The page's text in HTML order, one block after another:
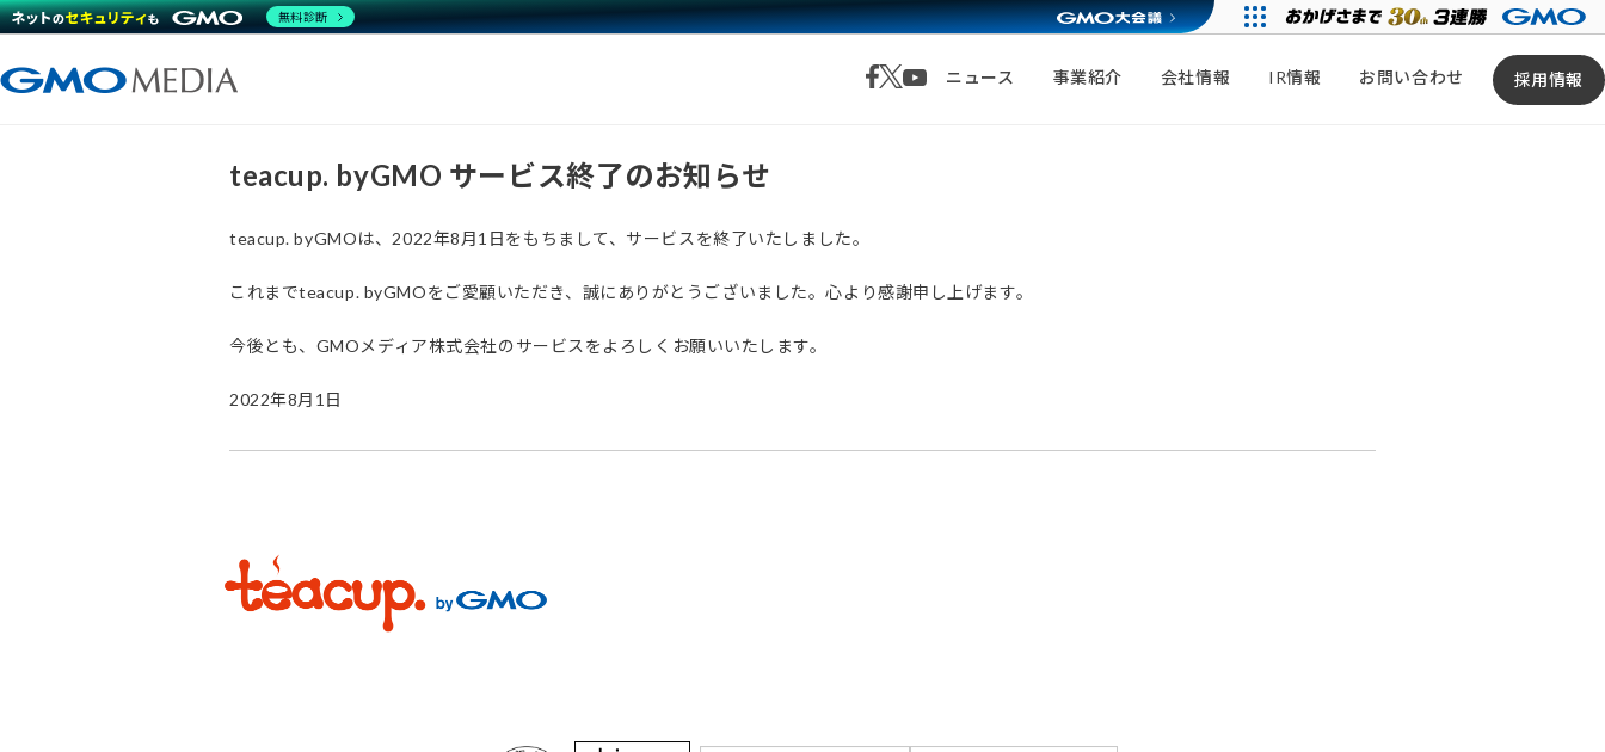
ニュース 事業紹介 会社情報 IR情報 お問い合わせ 採用情報
teacup. byGMO サービス終了のお知らせ
teacup. byGMOは、2022年8月1日をもちまして、サービスを終了いたしました。
これまでteacup. byGMOをご愛顧いただき、誠にありがとうございました。心より感謝申し上げます。
今後とも、GMOメディア株式会社のサービスをよろしくお願いいたします。
2022年8月1日
無料診断